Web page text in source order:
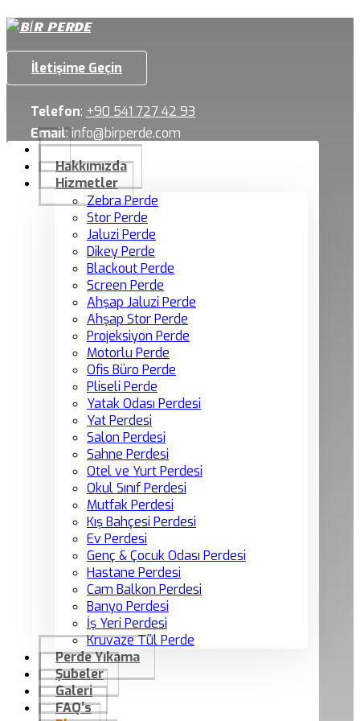
İletişime Geçin
Telefon: +90 541 727 42 93
Email:info@birperde.com
Hakkımızda
Hizmetler
Zebra Perde
Stor Perde
Jaluzi Perde
Dikey Perde
Blackout Perde
Screen Perde
Ahşap Jaluzi Perde
Ahşap Stor Perde
Projeksiyon Perde
Motorlu Perde
Ofis Büro Perde
Pliseli Perde
Yatak Odası Perdesi
Yat Perdesi
Salon Perdesi
Sahne Perdesi
Otel ve Yurt Perdesi
Okul Sınıf Perdesi
Mutfak Perdesi
Kış Bahçesi Perdesi
Ev Perdesi
Genç & Çocuk Odası Perdesi
Hastane Perdesi
Cam Balkon Perdesi
Banyo Perdesi
İş Yeri Perdesi
Kruvaze Tül Perde
Perde Yıkama
Şubeler
Galeri
FAQ’s